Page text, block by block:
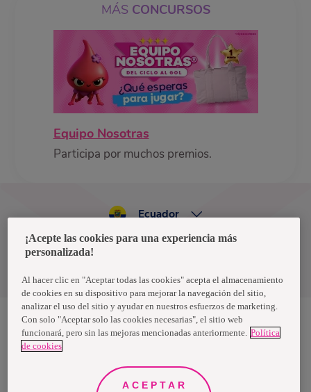
MÁS CONCURSOS
Equipo Nosotras
Participa por muchos premios.
Política de privacidad de datos
Ecuador
Nosotras, una marca de Essity - una compañía global líder en
higiene y salud. Cada día, mil millones de personas, en todo el
propósito es romper barreras por el bienestar en beneficio de
consumidores, pacientes, cuidadores, clientes y la sociedad en
¡Acepte las cookies para una experiencia más
personalizada!
Al hacer clic en "Aceptar todas las cookies" acepta el almacenamiento
de cookies en su dispositivo para mejorar la navegación del sitio,
analizar el uso del sitio y ayudar en nuestros esfuerzos de marketing.
Con solo "Aceptar solo las cookies necesarias", el sitio web
funcionará, pero sin las mejoras mencionadas anteriormente. Política
de cookies
ACEPTAR